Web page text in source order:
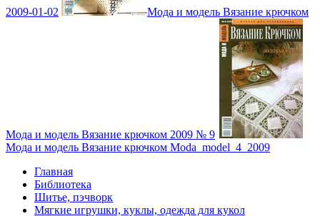
2009-01-02 Мода и модель Вязание крючком
Мода и модель Вязание крючком 2009 № 9
Мода и модель Вязание крючком Moda_model_4_2009
Главная
Библиотека
Шитье, пэчворк
Мягкие игрушки, куклы, одежда для кукол